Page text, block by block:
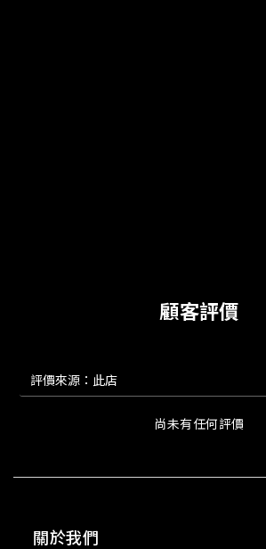
顧客評價
尚未有任何評價
關於我們